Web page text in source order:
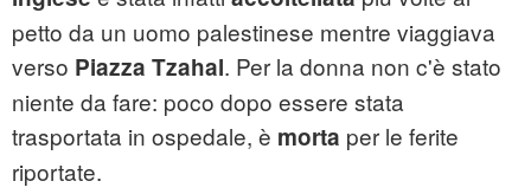
petto da un uomo palestinese mentre viaggiava
verso Piazza Tzahal. Per la donna non c'è stato
niente da fare: poco dopo essere stata
trasportata in ospedale, è morta per le ferite
riportate.